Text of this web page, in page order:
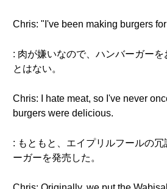
Chris: "I've been making burgers
: 肉が嫌いなので、ハンバーガーを
とはない。
Chris: I hate meat, so I've never
burgers were delicious.
: もともと、エイプリルフールの
ーガーを発売した。